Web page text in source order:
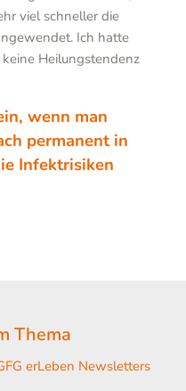
viel schneller die
Ich hatte
Heilungstendenz
wenn man
permanent in
Infektrisiken
Thema
erLeben Newsletters